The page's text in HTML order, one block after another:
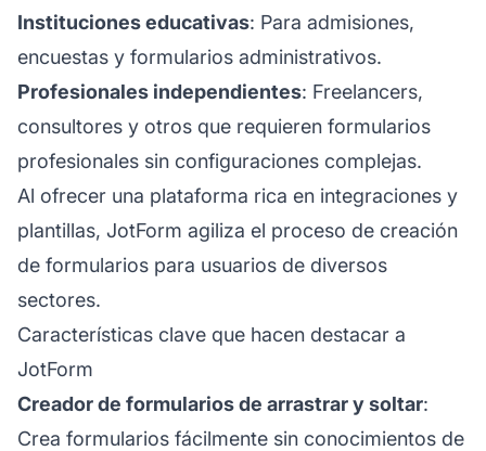
Instituciones educativas: Para admisiones,
encuestas y formularios administrativos.
Profesionales independientes: Freelancers,
consultores y otros que requieren formularios
profesionales sin configuraciones complejas.
Al ofrecer una plataforma rica en integraciones y
plantillas, JotForm agiliza el proceso de creación
de formularios para usuarios de diversos
sectores.
Características clave que hacen destacar a
JotForm
Creador de formularios de arrastrar y soltar:
Crea formularios fácilmente sin conocimientos de